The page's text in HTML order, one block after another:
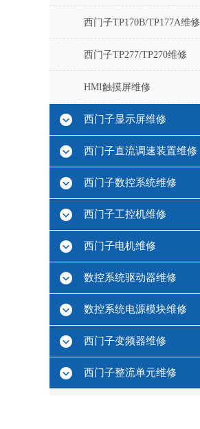
西门子TP170B/TP177A维修
西门子TP277/TP270维修
HMI触摸屏维修
西门子显示屏维修
西门子直流调速装置维修
西门子数控系统维修
西门子工控机维修
西门子电机维修
数控系统驱动器维修
数控系统电源模块维修
西门子变频器维修
西门子整流单元维修